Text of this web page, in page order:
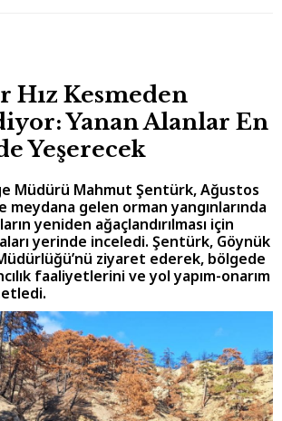
Hız Kesmeden
Yanan Alanlar En
Yeşerecek
Müdürü Mahmut Şentürk, Ağustos
meydana gelen orman yangınlarında
yeniden ağaçlandırılması için
yerinde inceledi. Şentürk, Göynük
ziyaret ederek, bölgede
faaliyetlerini ve yol yapım-onarım